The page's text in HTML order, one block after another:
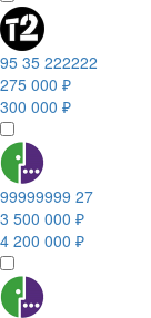
95 35 222222
275 000 ₽
300 000 ₽
99999999 27
3 500 000 ₽
4 200 000 ₽